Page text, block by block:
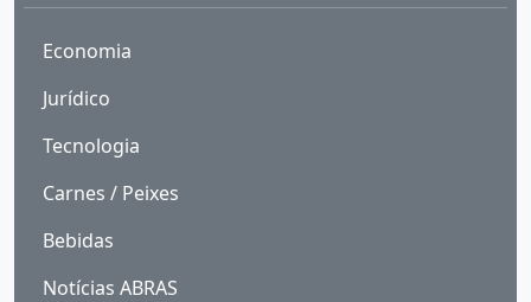
Economia
Jurídico
Tecnologia
Carnes / Peixes
Bebidas
Notícias ABRAS